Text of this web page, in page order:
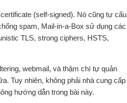
(self-signed). Nó cũng tự cấu
spam, Mail-in-a-Box sử dụng các
TLS, strong ciphers, HSTS,
webmail, và thậm chí tự quản
Tuy nhiên, không phải nhà cung cấp
hướng dẫn trong bài này.